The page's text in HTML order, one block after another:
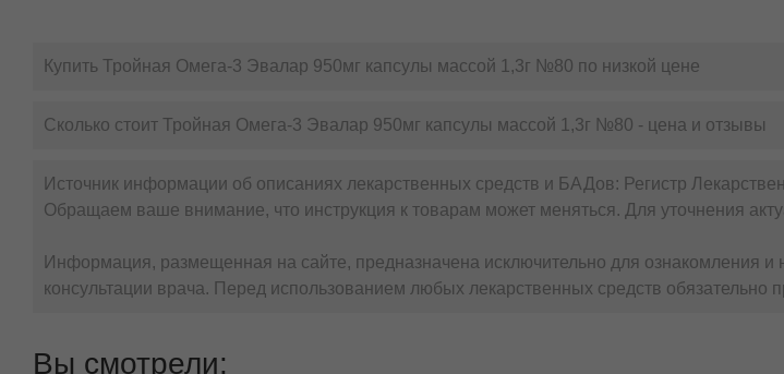
любом возрасте – от младенчества, когда они должны поступать с молоком матери,
совершенных препаратов омега-3 можно назвать Тройную Омега-3 Эвалар.
Тройная Омега-3 Эвалар – это:
Самая высокая 1 дозировка омега-3
в 1 капсуле. Тройная Омега-3 Эвалар
Качественное сырье из Норвегии
. Эвалар использует рыбий жир высочайшего
Высокая чистота омега-3
. Исключительно высокая степень очистки омега-3
Тройная Омега-3 эвалар – это тройная польза для поддержания:
уровня холестерина в норме
Купить Тройная Омега-3 Эвалар 950мг капсулы массой 1,3г №80 по низкой цене
Сколько стоит Тройная Омега-3 Эвалар 950мг капсулы массой 1,3г №80 - цена и отзывы
Источник информации об описаниях лекарственных средств и БАДов: Регистр
Обращаем ваше внимание, что инструкция к товарам может меняться. Для уточнения
Информация, размещенная на сайте, предназначена исключительно для ознакомления
консультации врача. Перед использованием любых лекарственных средств обязательно
Вы смотрели: